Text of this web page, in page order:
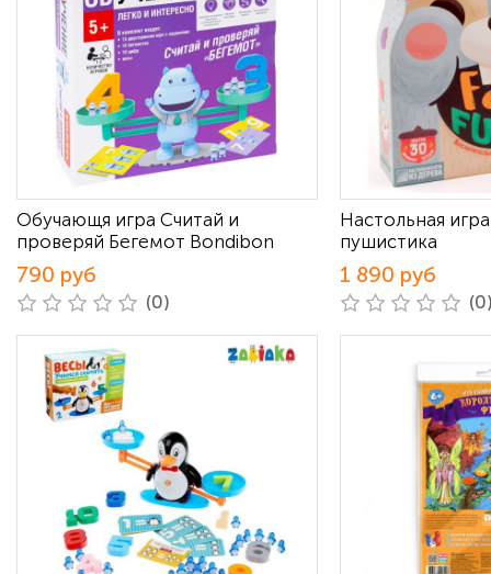
Обучающя игра Считай и
проверяй Бегемот Bondibon
790 руб
(0)
Настольная
пушистика
1 890 руб